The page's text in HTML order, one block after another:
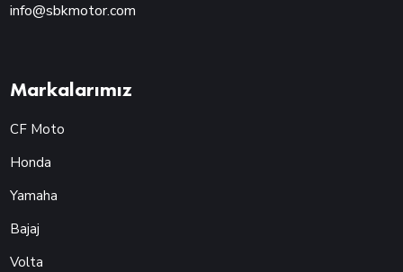
info@sbkmotor.com
Markalarımız
CF Moto
Honda
Yamaha
Bajaj
Volta